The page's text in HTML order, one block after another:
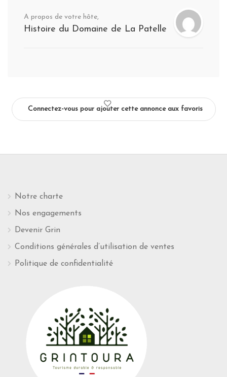
A propos de votre hôte,
Histoire du Domaine de La Patelle
Connectez-vous pour ajouter cette annonce aux favoris
Notre charte
Nos engagements
Devenir Grin
Conditions générales d’utilisation de ventes
Politique de confidentialité